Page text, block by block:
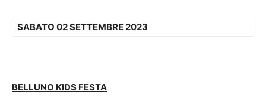
SABATO 02 SETTEMBRE 2023
BELLUNO KIDS FESTA